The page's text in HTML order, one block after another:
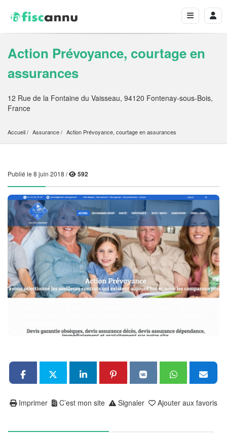
Action Prévoyance, courtage en
assurances
12 Rue de la Fontaine du Vaisseau, 94120 Fontenay-sous-Bois,
France
Accueil Assurance Action Prévoyance, courtage en assurances
Publié le 8 juin 2018 / 592
Ajouter aux favoris
Signaler
C’est mon site
Imprimer